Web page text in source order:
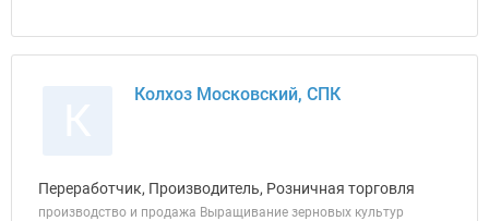
Колхоз Московский, СПК
Переработчик, Производитель, Розничная торговля
производство и продажа Выращивание зерновых культур